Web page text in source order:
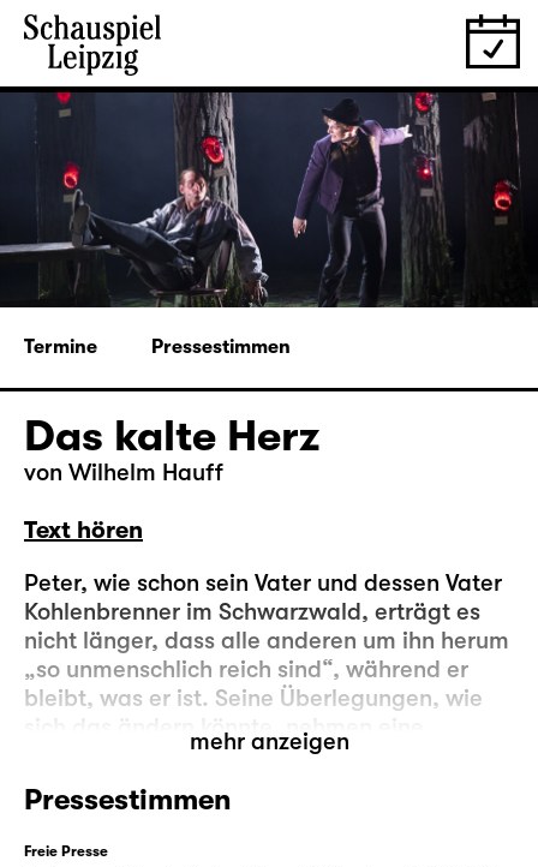
Termine Pressestimmen
Das kalte Herz
von Wilhelm Hauff
Text hören
Peter, wie schon sein Vater und dessen Vater
Kohlenbrenner im Schwarzwald, erträgt es
nicht länger, dass alle anderen um ihn herum
„so unmenschlich reich sind“, während er
bleibt, was er ist. Seine Überlegungen, wie
sich das ändern könnte, nehmen eine
ungeahnte Wendung: Er erfährt, dass er als
Sonntagskind das Glasmännlein aufsuchen
darf, das tief im Schwarzwald lebt. Bei ihm
hat er drei Wünsche frei. Wie einfach ist das!
mehr anzeigen
Pressestimmen
Freie Presse